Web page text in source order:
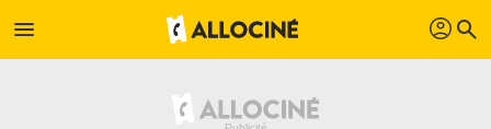
menu profil search